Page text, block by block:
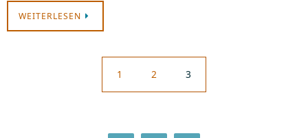
WEITERLESEN
1 2 3